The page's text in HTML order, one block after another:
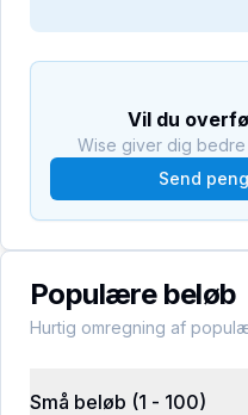
Vil du
Wise giver dig
Send
Populære beløb
Hurtig omregning af
Små beløb (1 - 100)